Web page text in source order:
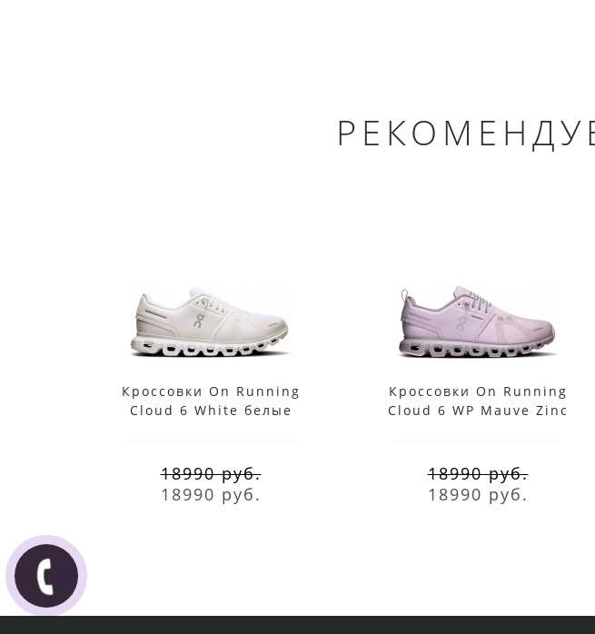
Кроссовки On Running
Cloud 6 White белые
18990 руб.
18990 руб.
Кроссовки On Running
Cloud 6 WP Mauve Zinc
18990 руб.
18990 руб.